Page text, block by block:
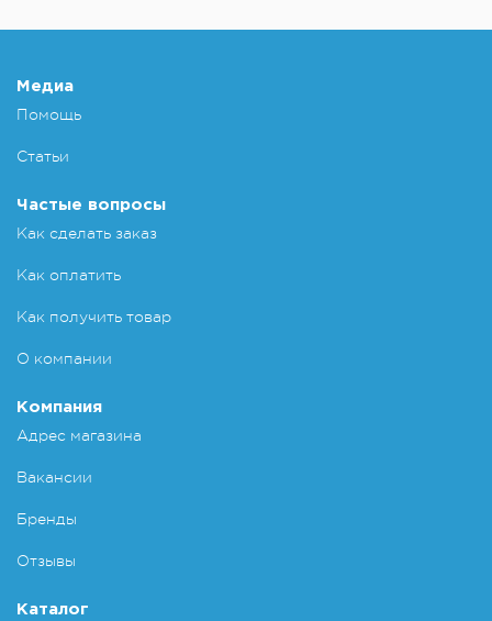
Медиа
Помощь
Статьи
Частые вопросы
Как сделать заказ
Как оплатить
Как получить товар
О компании
Компания
Адрес магазина
Вакансии
Бренды
Отзывы
Каталог